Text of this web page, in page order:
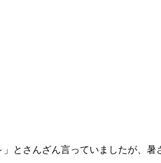
とさんざん言っていましたが、